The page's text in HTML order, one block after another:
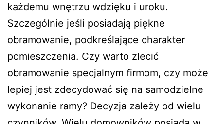
każdemu wnętrzu wdzięku i uroku.
Szczególnie jeśli posiadają piękne
obramowanie, podkreślające charakter
pomieszczenia. Czy warto zlecić
obramowanie specjalnym firmom, czy może
lepiej jest zdecydować się na samodzielne
wykonanie ramy? Decyzja zależy od wielu